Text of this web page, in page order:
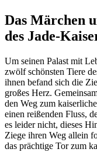
Das Märchen
des Jade-
Um seinen Palast mit
zwölf schönsten Tiere
ihnen befand sich die
großes Herz.
den Weg zum
einen reißenden Fluss,
es leider nicht, dieses
Ziege ihren Weg allein
das prächtige Tor zum